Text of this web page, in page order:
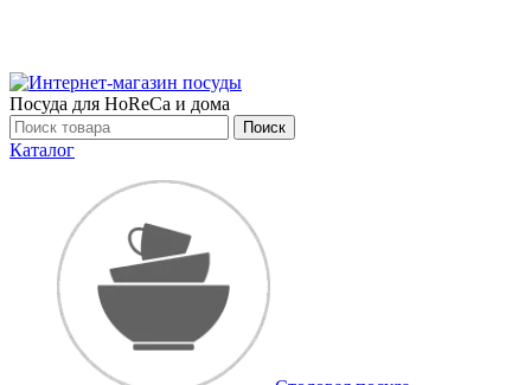
Посуда для HoReCa и дома
Поиск
Каталог